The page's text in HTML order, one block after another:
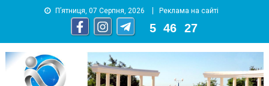
П’ятниця, 07 Серпня, 2026 Реклама на сайті
5 46 28
YUZHNY.INFO
информационный портал города Южный